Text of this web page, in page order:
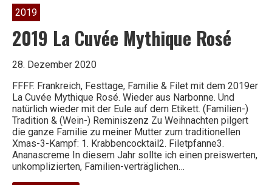
2019
2019 La Cuvée Mythique Rosé
28. Dezember 2020
FFFF. Frankreich, Festtage, Familie & Filet mit dem 2019er
La Cuvée Mythique Rosé. Wieder aus Narbonne. Und
natürlich wieder mit der Eule auf dem Etikett. (Familien-)
Tradition & (Wein-) Reminiszenz Zu Weihnachten pilgert
die ganze Familie zu meiner Mutter zum traditionellen
Xmas-3-Kampf: 1. Krabbencocktail2. Filetpfanne3.
Ananascreme In diesem Jahr sollte ich einen preiswerten,
unkomplizierten, Familien-verträglichen…